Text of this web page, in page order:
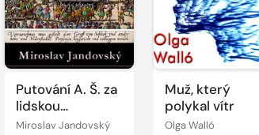
Putování A. Š. za
lidskou
důstojností
Miroslav Jandovský
Muž, který
polykal vítr
Olga Walló